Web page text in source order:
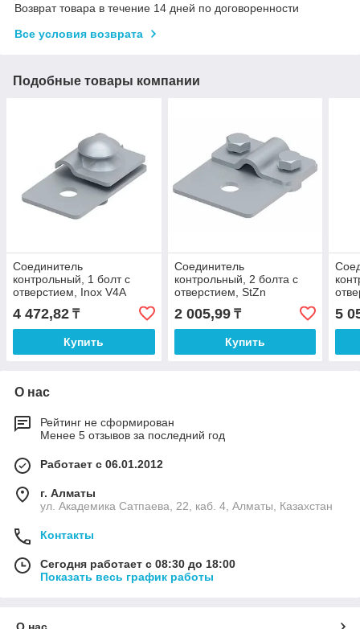
Возврат товара в течение 14 дней по договоренности
Все условия возврата
Подобные товары компании
Соединитель
контрольный, 1 болт с
отверстием, Inox V4A
4 472,82 ₸
Купить
Соединитель
контрольный, 2 болта с
отверстием, StZn
2 005,99₸
Купить
5
О нас
Рейтинг не сформирован
Менее 5 отзывов за последний год
Работает с 06.01.2012
г. Алматы
ул. Академика Сатпаева, 22, каб. 4, Алматы, Казахстан
Контакты
Сегодня работает с 08:30 до 18:00
Показать весь график работы